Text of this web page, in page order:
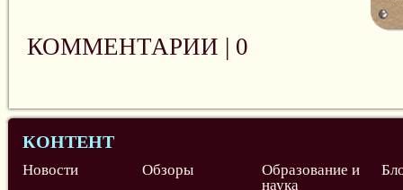
КОММЕНТАРИИ | 0
КОНТЕНТ
Новости Обзоры
Образование и
наука